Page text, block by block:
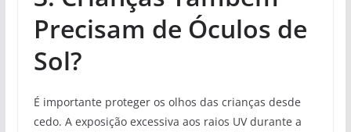
Precisam de Óculos de
Sol?
É importante proteger os olhos das crianças desde
cedo. A exposição excessiva aos raios UV durante a